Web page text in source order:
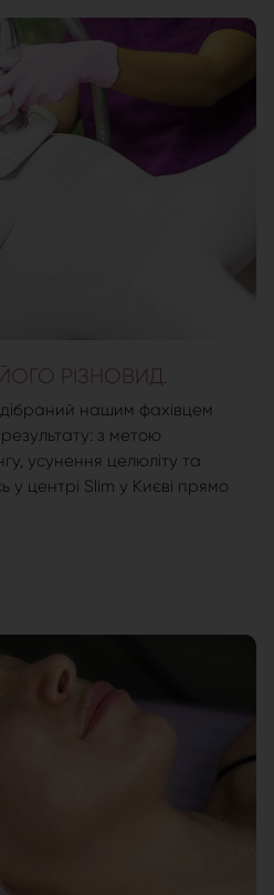
РІЗНОВИД.
нашим фахівцем
з метою
усунення целюліту та
у центрі Slim у Києві прямо